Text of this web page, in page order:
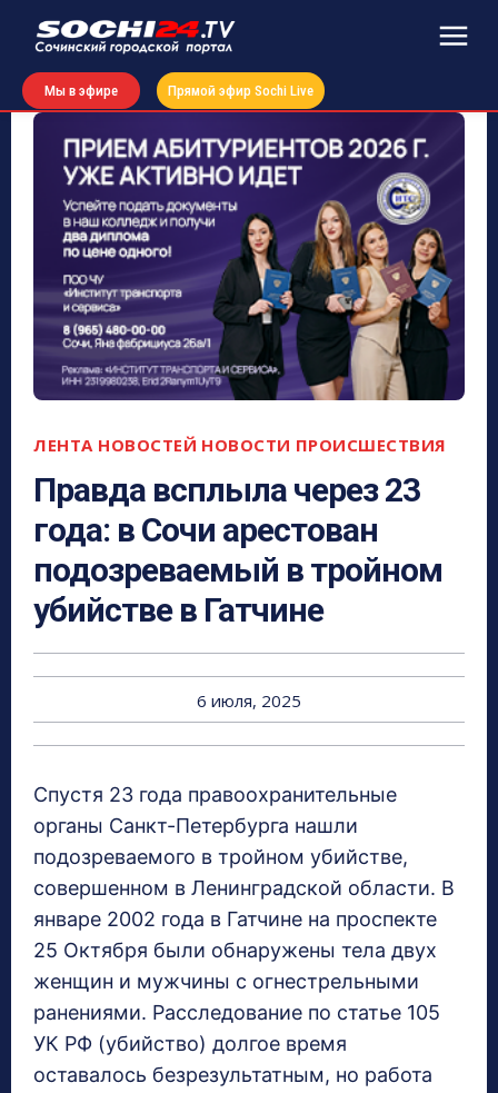
Мы в эфире Прямой эфир Sochi Live
ЛЕНТА НОВОСТЕЙ НОВОСТИ ПРОИСШЕСТВИЯ
Правда всплыла через 23
года: в Сочи арестован
подозреваемый в тройном
убийстве в Гатчине
6 июля, 2025
Спустя 23 года правоохранительные
органы Санкт-Петербурга нашли
подозреваемого в тройном убийстве,
совершенном в Ленинградской области. В
январе 2002 года в Гатчине на проспекте
25 Октября были обнаружены тела двух
женщин и мужчины с огнестрельными
ранениями. Расследование по статье 105
УК РФ (убийство) долгое время
оставалось безрезультатным, но работа